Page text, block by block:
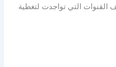
القنوات التي تواجدت لتغطية